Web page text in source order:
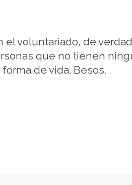
el voluntariado, de
que no tienen
de vida. Besos.